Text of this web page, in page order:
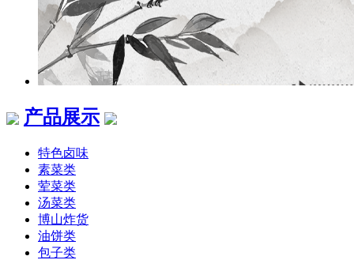
产品展示
特色卤味
素菜类
荤菜类
汤菜类
博山炸货
油饼类
包子类